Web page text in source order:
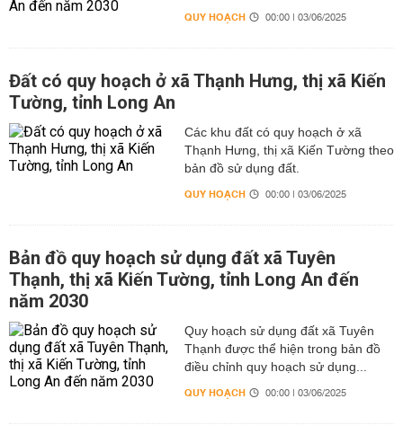
QUY HOẠCH 00:00 | 03/06/2025
Đất có quy hoạch ở xã Thạnh Hưng, thị xã Kiến
Tường, tỉnh Long An
Các khu đất có quy hoạch ở xã
Thạnh Hưng, thị xã Kiến Tường theo
bản đồ sử dụng đất.
QUY HOẠCH 00:00 | 03/06/2025
Bản đồ quy hoạch sử dụng đất xã Tuyên
Thạnh, thị xã Kiến Tường, tỉnh Long An đến
năm 2030
Quy hoạch sử dụng đất xã Tuyên
Thạnh được thể hiện trong bản đồ
điều chỉnh quy hoạch sử dụng...
QUY HOẠCH 00:00 | 03/06/2025